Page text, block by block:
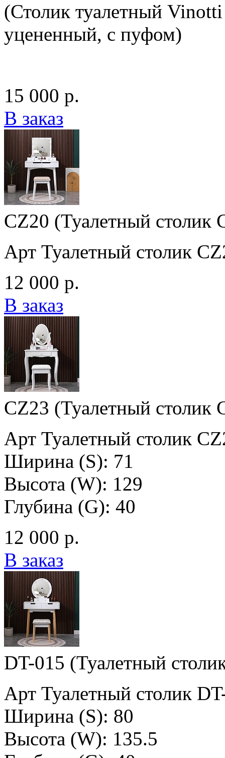
(Столик туалетный
уцененный, с пуфом)
15 000 р.
В заказ
CZ20 (Туалетный столик
Арт Туалетный столик
12 000 р.
В заказ
CZ23 (Туалетный столик
Арт Туалетный столик
Ширина (S): 71
Высота (W): 129
Глубина (G): 40
12 000 р.
В заказ
DT-015 (Туалетный
Арт Туалетный столик
Ширина (S): 80
Высота (W): 135.5